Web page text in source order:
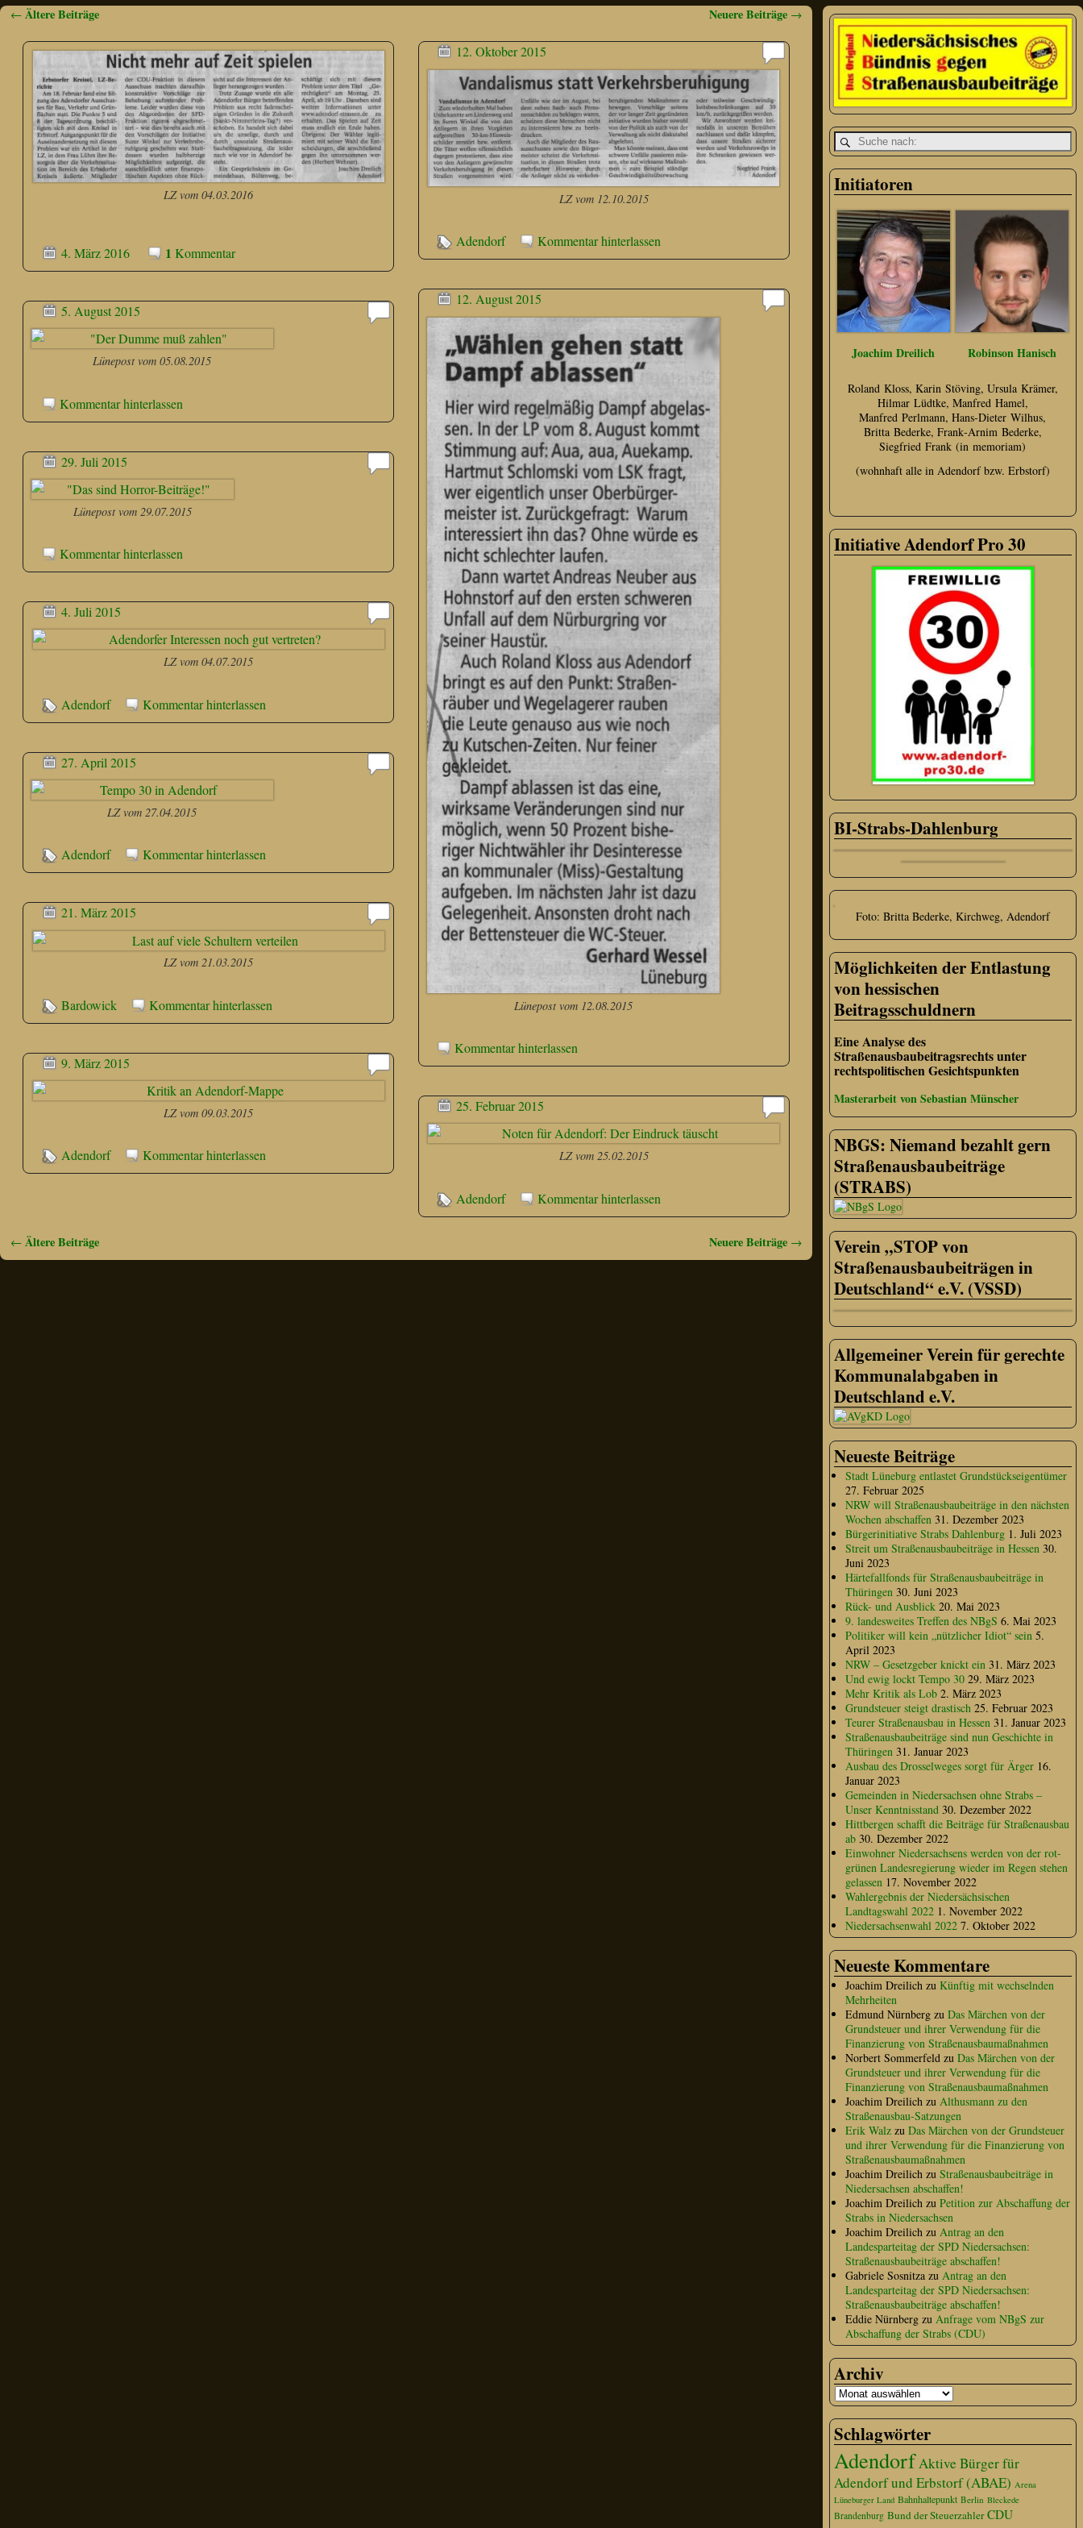
← Ältere Beiträge Neuere Beiträge →
LZ vom 04.03.2016
4. März 2016 1 Kommentar
12. Oktober 2015
LZ vom 12.10.2015
Adendorf Kommentar hinterlassen
12. August 2015
Lünepost vom 12.08.2015
Kommentar hinterlassen
5. August 2015
Lünepost vom 05.08.2015
Kommentar hinterlassen
29. Juli 2015
Lünepost vom 29.07.2015
Kommentar hinterlassen
4. Juli 2015
LZ vom 04.07.2015
Adendorf Kommentar hinterlassen
27. April 2015
LZ vom 27.04.2015
Adendorf Kommentar hinterlassen
21. März 2015
LZ vom 21.03.2015
Bardowick Kommentar hinterlassen
9. März 2015
LZ vom 09.03.2015
Adendorf Kommentar hinterlassen
25. Februar 2015
LZ vom 25.02.2015
Adendorf Kommentar hinterlassen
Artikelnavigation
← Ältere Beiträge Neuere Beiträge →
Initiatoren
Joachim Dreilich Robinson Hanisch
Roland Kloss, Karin Stöving, Ursula Krämer,
Hilmar Lüdtke, Manfred Hamel,
Manfred Perlmann, Hans‑Dieter Wilhus,
Britta Bederke, Frank‑Arnim Bederke,
Siegfried Frank (in memoriam)
(wohnhaft alle in Adendorf bzw. Erbstorf)
Initiative Adendorf Pro 30
BI-Strabs-Dahlenburg
Foto: Britta Bederke, Kirchweg, Adendorf
Möglichkeiten der Entlastung
von hessischen
Beitragsschuldnern
Eine Analyse des
Straßenausbaubeitragsrechts unter
rechtspolitischen Gesichtspunkten
Masterarbeit von Sebastian Münscher
NBGS: Niemand bezahlt gern
Straßenausbaubeiträge
(STRABS)
Verein „STOP von
Straßenausbaubeiträgen in
Deutschland“ e.V. (VSSD)
Allgemeiner Verein für gerechte
Kommunalabgaben in
Deutschland e.V.
Neueste Beiträge
Stadt Lüneburg entlastet Grundstückseigentümer
27. Februar 2025
NRW will Straßenausbaubeiträge in den nächsten
Wochen abschaffen 31. Dezember 2023
Bürgerinitiative Strabs Dahlenburg 1. Juli 2023
Streit um Straßenausbaubeiträge in Hessen 30.
Juni 2023
Härtefallfonds für Straßenausbaubeiträge in
Thüringen 30. Juni 2023
Rück- und Ausblick 20. Mai 2023
9. landesweites Treffen des NBgS 6. Mai 2023
Politiker will kein „nützlicher Idiot“ sein 5.
April 2023
NRW – Gesetzgeber knickt ein 31. März 2023
Und ewig lockt Tempo 30 29. März 2023
Mehr Kritik als Lob 2. März 2023
Grundsteuer steigt drastisch 25. Februar 2023
Teurer Straßenausbau in Hessen 31. Januar 2023
Straßenausbaubeiträge sind nun Geschichte in
Thüringen 31. Januar 2023
Ausbau des Drosselweges sorgt für Ärger 16.
Januar 2023
Gemeinden in Niedersachsen ohne Strabs –
Unser Kenntnisstand 30. Dezember 2022
Hittbergen schafft die Beiträge für Straßenausbau
ab 30. Dezember 2022
Einwohner Niedersachsens werden von der rot-
grünen Landesregierung wieder im Regen stehen
gelassen 17. November 2022
Wahlergebnis der Niedersächsischen
Landtagswahl 2022 1. November 2022
Niedersachsenwahl 2022 7. Oktober 2022
Neueste Kommentare
Joachim Dreilich zuKünftig mit wechselnden
Mehrheiten
Edmund Nürnberg zuDas Märchen von der
Grundsteuer und ihrer Verwendung für die
Finanzierung von Straßenausbaumaßnahmen
Norbert Sommerfeld zuDas Märchen von der
Grundsteuer und ihrer Verwendung für die
Finanzierung von Straßenausbaumaßnahmen
Joachim Dreilich zuAlthusmann zu den
Straßenausbau-Satzungen
Erik Walz zuDas Märchen von der Grundsteuer
und ihrer Verwendung für die Finanzierung von
Straßenausbaumaßnahmen
Joachim Dreilich zuStraßenausbaubeiträge in
Niedersachsen abschaffen!
Joachim Dreilich zuPetition zur Abschaffung der
Strabs in Niedersachsen
Joachim Dreilich zuAntrag an den
Landesparteitag der SPD Niedersachsen:
Straßenausbaubeiträge abschaffen!
Gabriele Sosnitza zuAntrag an den
Landesparteitag der SPD Niedersachsen:
Straßenausbaubeiträge abschaffen!
Eddie Nürnberg zuAnfrage vom NBgS zur
Abschaffung der Strabs (CDU)
Archiv
Schlagwörter
AdendorfAktive Bürger für
Adendorf und Erbstorf (ABAE) Arena
Lüneburger Land Bahnhaltepunkt Berlin Bleckede
Brandenburg Bund der Steuerzahler CDU